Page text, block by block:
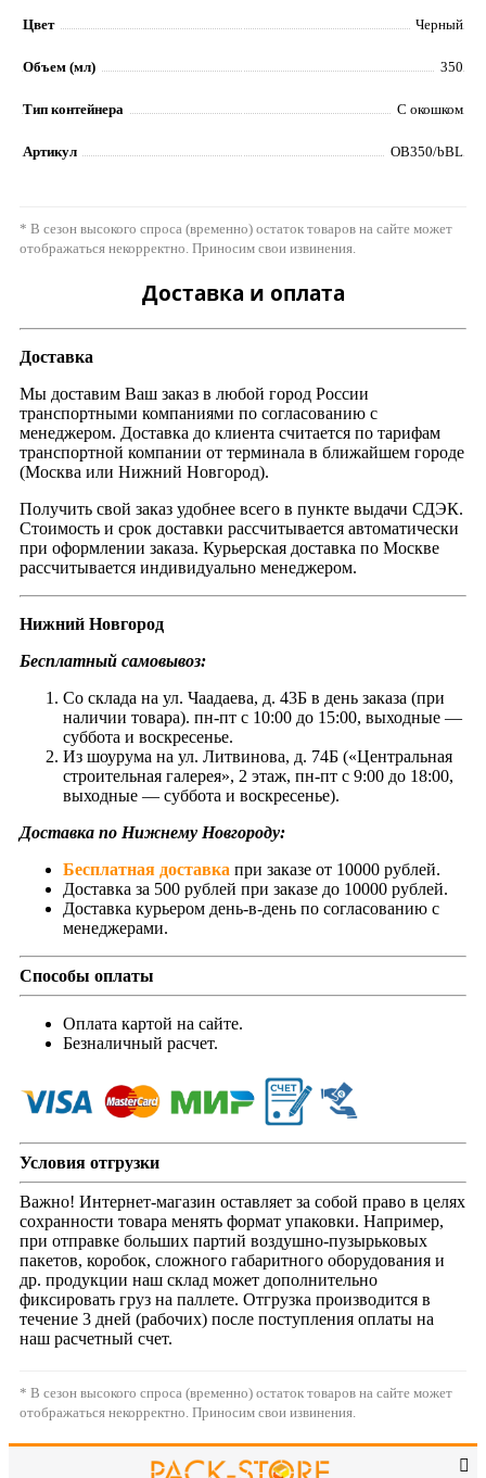
Цвет Черный
Объем (мл) 350
Тип контейнера С окошком
Артикул OB350/bBL
* В сезон высокого спроса (временно) остаток товаров на сайте может
отображаться некорректно. Приносим свои извинения.
Доставка и оплата
Доставка
Мы доставим Ваш заказ в любой город России
транспортными компаниями по согласованию с
менеджером. Доставка до клиента считается по тарифам
транспортной компании от терминала в ближайшем городе
(Москва или Нижний Новгород).
Получить свой заказ удобнее всего в пункте выдачи СДЭК.
Стоимость и срок доставки рассчитывается автоматически
при оформлении заказа. Курьерская доставка по Москве
рассчитывается индивидуально менеджером.
Нижний Новгород
Бесплатный самовывоз:
Со склада на ул. Чаадаева, д. 43Б в день заказа (при
наличии товара). пн-пт с 10:00 до 15:00, выходные —
суббота и воскресенье.
Из шоурума на ул. Литвинова, д. 74Б («Центральная
строительная галерея», 2 этаж, пн-пт с 9:00 до 18:00,
выходные — суббота и воскресенье).
Доставка по Нижнему Новгороду:
Бесплатная доставка при заказе от 10000 рублей.
Доставка за 500 рублей при заказе до 10000 рублей.
Доставка курьером день-в-день по согласованию с
менеджерами.
Способы оплаты
Оплата картой на сайте.
Безналичный расчет.
Условия отгрузки
Важно! Интернет-магазин оставляет за собой право в целях
сохранности товара менять формат упаковки. Например,
при отправке больших партий воздушно-пузырьковых
пакетов, коробок, сложного габаритного оборудования и
др. продукции наш склад может дополнительно
фиксировать груз на паллете. Отгрузка производится в
течение 3 дней (рабочих) после поступления оплаты на
наш расчетный счет.
* В сезон высокого спроса (временно) остаток товаров на сайте может
отображаться некорректно. Приносим свои извинения.